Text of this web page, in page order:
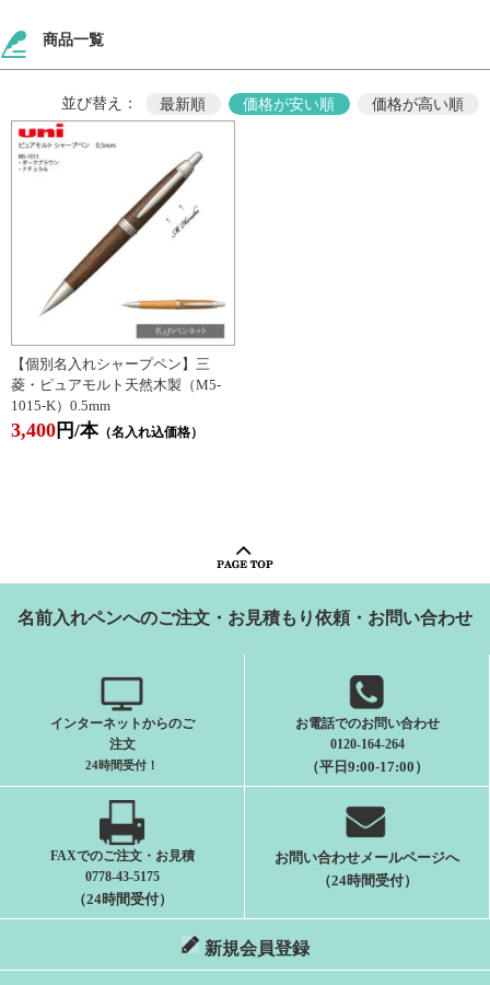
商品一覧
並び替え： 最新順 価格が安い順 価格が高い順
【個別名入れシャープペン】三
菱・ピュアモルト天然木製（M5-
1015-K）0.5mm
3,400円/本（名入れ込価格）
名前入れペンへのご注文・お見積もり依頼・お問い合わせ
インターネットからのご
注文
24時間受付 ！
お電話でのお問い合わせ
0120-164-264
（平日9:00-17:00）
FAXでのご注文・お見積
0778-43-5175
（24時間受付）
お問い合わせメールページへ
（24時間受付）
新規会員登録